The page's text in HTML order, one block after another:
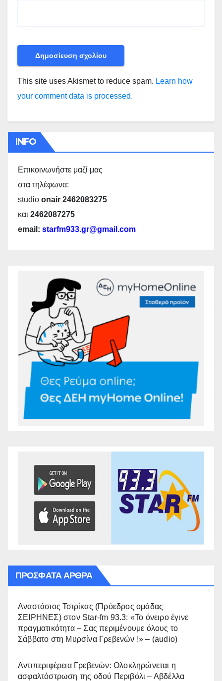
This site uses Akismet to reduce spam. Learn how
your comment data is processed.
INFO
Επικοινωνήστε μαζί μας
στα τηλέφωνα:
studio onair 2462083275
και 2462087275
email: starfm933.gr@gmail.com
ΠΡΌΣΦΑΤΑ ΆΡΘΡΑ
Αναστάσιος Τσιρίκας (Πρόεδρος ομάδας
ΣΕΙΡΗΝΕΣ) στον Star-fm 93.3: «Το όνειρο έγινε
πραγματικότητα – Σας περιμένουμε όλους το
Σάββατο στη Μυρσίνα Γρεβενών !» – (audio)
Αντιπεριφέρεια Γρεβενών: Ολοκληρώνεται η
ασφαλτόστρωση της οδού Περιβόλι – Αβδέλλα